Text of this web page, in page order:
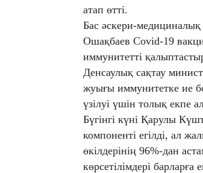
атап өтті.
Бас әскери-
Ошақбаев Covid-19
иммунитетті
Денсаулық сақтау
жуығы иммунитетке ие
үзілуі үшін толық екпе
Бүгінгі күні Қарулы
компоненті егілді, ал
өкілдерінің 96%-дан
көрсетілімдері